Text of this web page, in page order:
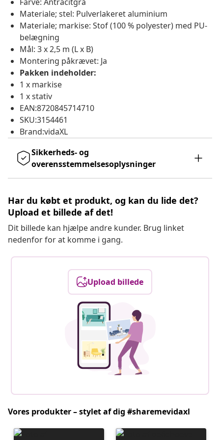
Materiale; stel: Pulverlakeret aluminium
Materiale; markise: Stof (100 % polyester) med PU-
belægning
Mål: 3 x 2,5 m (L x B)
Montering påkrævet: Ja
Pakken indeholder:
1 x markise
1 x stativ
EAN:8720845714710
SKU:3154461
Brand:vidaXL
Sikkerheds- og
overensstemmelsesoplysninger
Har du købt et produkt, og kan du lide det?
Upload et billede af det!
Dit billede kan hjælpe andre kunder. Brug linket
nedenfor for at komme i gang.
Upload billede
Vores produkter – stylet af dig #sharemevidaxl